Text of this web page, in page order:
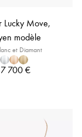
Lucky Move,
modèle
et Diamant
7 700 €